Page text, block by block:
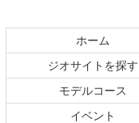
ン
文
の
へ
ホーム
ジオサイトを探す
モデルコース
イベント